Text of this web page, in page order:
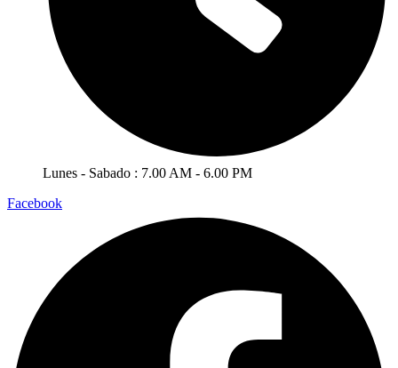
Lunes - Sabado : 7.00 AM - 6.00 PM
Facebook